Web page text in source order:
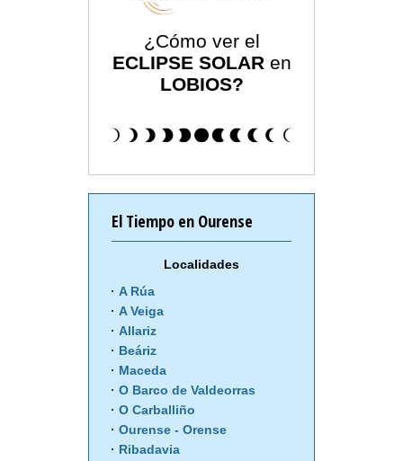
¿Cómo ver el
ECLIPSE SOLAR en
LOBIOS?
El Tiempo en Ourense
Localidades
A Rúa
A Veiga
Allariz
Beáriz
Maceda
O Barco de Valdeorras
O Carballiño
Ourense - Orense
Ribadavia